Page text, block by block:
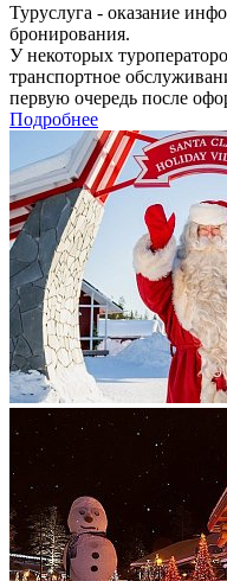
Туруслуга - оказание
бронирования.
У некоторых
транспортное
первую очередь после
Подробнее